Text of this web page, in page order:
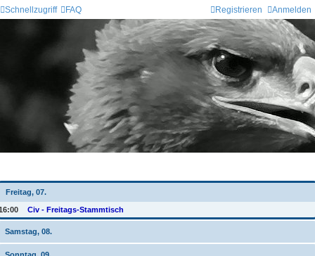
Schnellzugriff FAQ Anmelden
Registrieren
Freitag, 07.
Civ - Freitags-Stammtisch
Samstag, 08.